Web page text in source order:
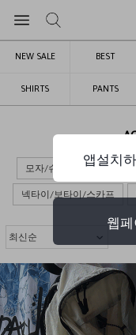
NEW SALE BEST
SHIRTS PANTS
모자/슈즈 가방
넥타이/보타이/스카프
앱설치
웹